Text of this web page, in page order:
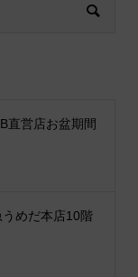
営店お盆期間
めだ本店10階